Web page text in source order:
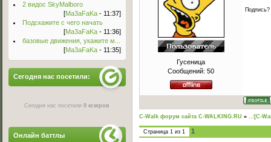
Гусеница
Сообщений: 50
Подпись?
C-Walk форум сайта C-WALKING.RU » ..:[C-
Страница 1 из 1 1
2 видос SkyMalboro
[Ma3aFaKa - 11:37]
Подскажите с чего начать
[Ma3aFaKa - 11:36]
базовые движения, укажите м...
[Ma3aFaKa - 11:35]
Сегодня нас посетили:
Сегодня нас посетили0 юзеров
Онлайн баттлы